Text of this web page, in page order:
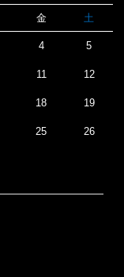
金 土
4 5
11 12
18 19
25 26